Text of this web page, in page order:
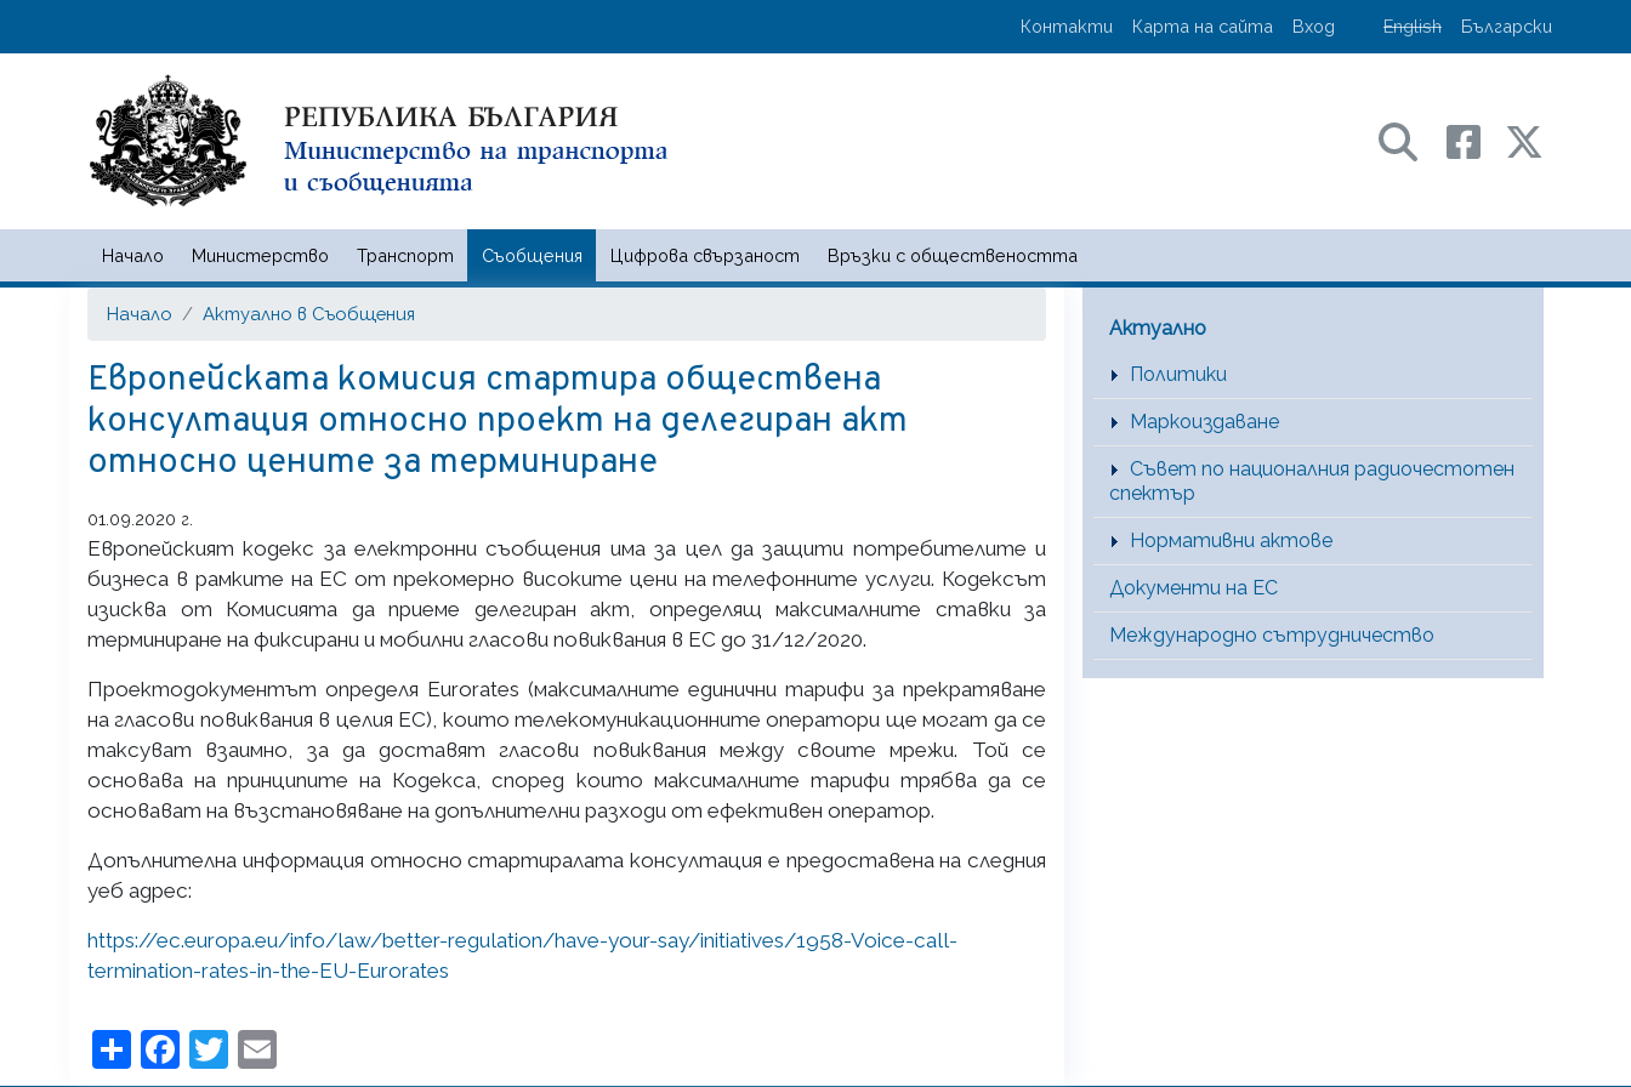
User account menu
Контакти Карта на сайта Вход English Български
Начало Министерство Транспорт Съобщения Цифрова свързаност Връзки с обществеността
Министерство на транспорта и съобщенията | Ministry of transport and communications
Начало Актуално в Съобщения
Европейската комисия стартира обществена
консултация относно проект на делегиран акт
относно цените за терминиране
01.09.2020 г.
Европейският кодекс за електронни съобщения има за цел да защити потребителите и
бизнеса в рамките на ЕС от прекомерно високите цени на телефонните услуги. Кодексът
изисква от Комисията да приеме делегиран акт, определящ максималните ставки за
терминиране на фиксирани и мобилни гласови повиквания в ЕС до 31/12/2020.
Проектодокументът определя Eurorates (максималните единични тарифи за прекратяване
на гласови повиквания в целия ЕС), които телекомуникационните оператори ще могат да се
таксуват взаимно, за да доставят гласови повиквания между своите мрежи. Той се
основава на принципите на Кодекса, според които максималните тарифи трябва да се
основават на възстановяване на допълнителни разходи от ефективен оператор.
Допълнителна информация относно стартиралата консултация е предоставена на следния
уеб адрес:
https://ec.europa.eu/info/law/better-regulation/have-your-say/initiatives/1958-Voice-call-
termination-rates-in-the-EU-Eurorates
ShareFacebook
Twitter
Main Menu [BG]
Актуално
Политики
Маркоиздаване
Съвет по националния радиочестотен
спектър
Нормативни актове
Документи на ЕС
Международно сътрудничество